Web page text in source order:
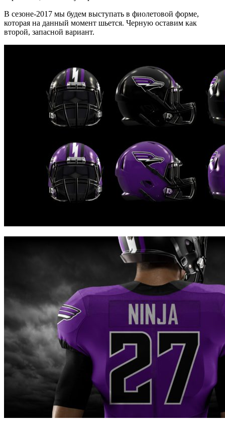
В сезоне-2017 мы будем выступать в фиолетовой форме,
которая на данный момент шьется. Черную оставим как
второй, запасной вариант.